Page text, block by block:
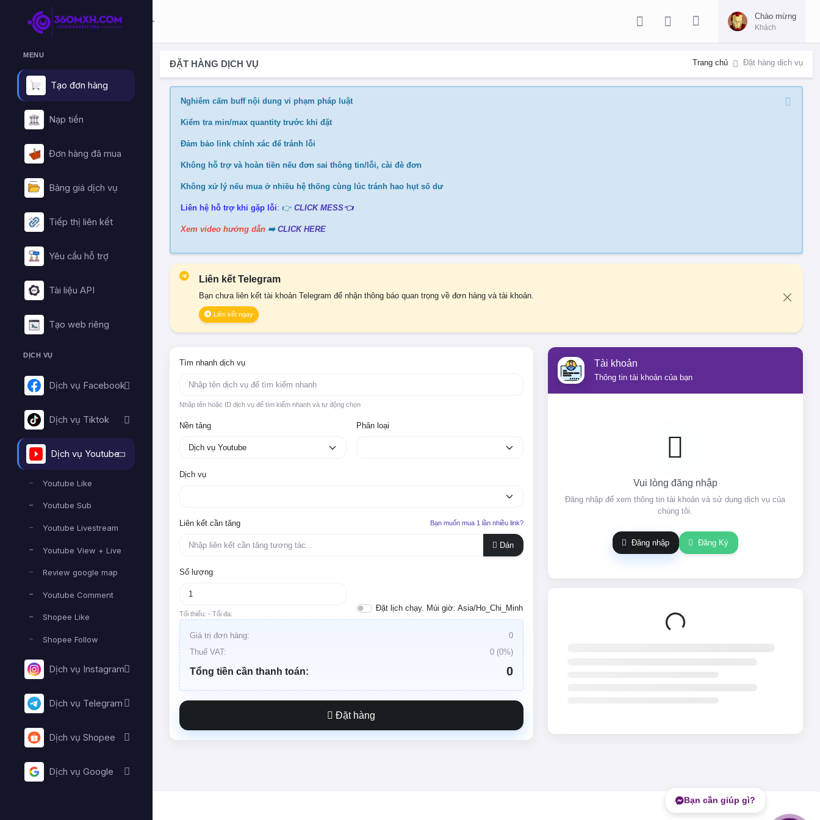
Chào mừng
Khách
MENU
Tạo đơn hàng
Nạp tiền
Đơn hàng đã mua
Bảng giá dịch vụ
Tiếp thị liên kết
Yêu cầu hỗ trợ
Tài liệu API
Tạo web riêng
DỊCH VỤ
Dịch vụ Facebook
Dịch vụ Tiktok
Dịch vụ Youtube
Youtube Like
Youtube Sub
Youtube Livestream
Youtube View + Live
Review google map
Youtube Comment
Shopee Like
Shopee Follow
Dịch vụ Instagram
Dịch vụ Telegram
Dịch vụ Shopee
Dịch vụ Google
ĐẶT HÀNG DỊCH VỤ Trang chủ Đặt hàng dịch vụ
Nghiêm cấm buff nội dung vi phạm pháp luật
Kiểm tra min/max quantity trước khi đặt
Đảm bảo link chính xác để tránh lỗi
Không hỗ trợ và hoàn tiền nếu đơn sai thông tin/lỗi, cài đè đơn
Không xử lý nếu mua ở nhiều hệ thống cùng lúc tránh hao hụt số dư
Liên hệ hỗ trợ khi gặp lỗi: 👉 CLICK MESS👈
Xem video hướng dẫn ➡️ CLICK HERE
Liên kết Telegram
Bạn chưa liên kết tài khoản Telegram để nhận thông báo quan trọng về đơn hàng và tài khoản.
Liên kết ngay
Tìm nhanh dịch vụ
Nhập tên hoặc ID dịch vụ để tìm kiếm nhanh và tự động chọn
Nền tảng Phân loại
Dịch vụ
Liên kết cần tăng Bạn muốn mua 1 lần nhiều link?
Dán
Số lượng
Tối thiểu: - Tối đa:
Đặt lịch chạy. Múi giờ: Asia/Ho_Chi_Minh
Giá trị đơn hàng:
0
Thuế VAT:
0(0%)
Tổng tiền cần thanh toán: 0
Đặt hàng
Tài khoản
Thông tin tài khoản của bạn
Vui lòng đăng nhập
Đăng nhập để xem thông tin tài khoản và sử dụng dịch vụ của
chúng tôi.
Đăng nhập Đăng Ký
Đang tải...
Bạn cần giúp gì?